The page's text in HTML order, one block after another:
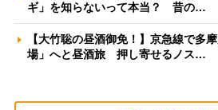
ギ」を知らないって本当？ 昔の…
【大竹聡の昼酒御免！】京急線で多
場」へと昼酒旅 押し寄せるノス…